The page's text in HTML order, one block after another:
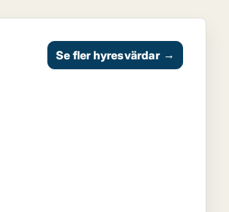
Se fler hyresvärdar →